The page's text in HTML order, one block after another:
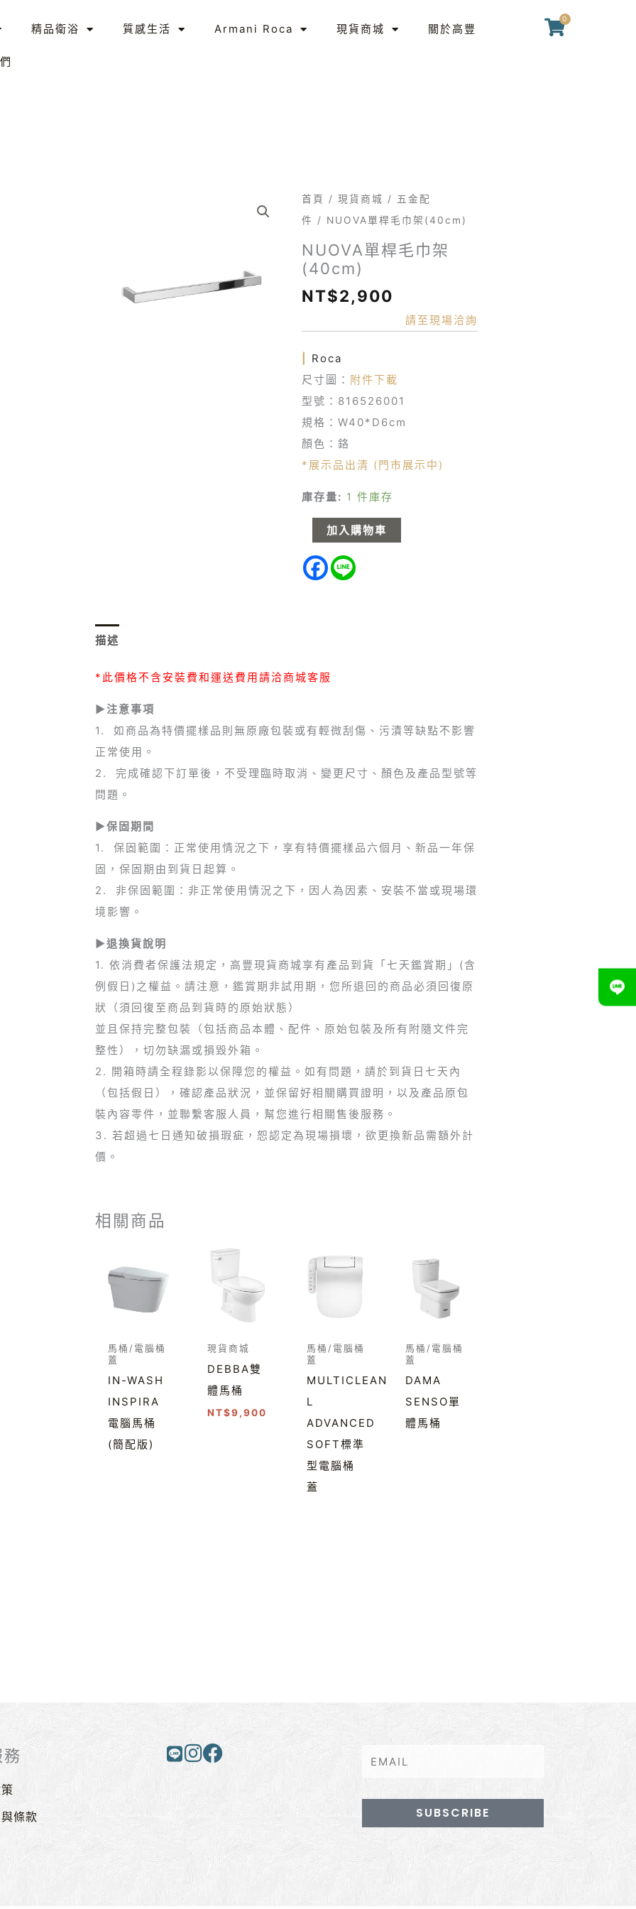
精品衛浴 質感生活 Armani Roca 現貨商城 關於高豐
0
購
首頁 /現貨商城 / 五金配
件
/ NUOVA單桿毛巾架(40cm)
NUOVA單桿毛巾架
(40cm)
NT$2,900
請至現場洽詢
Roca
尺寸圖： 附件下載
型號：816526001
規格：W40*D6cm
顏色：鉻
*展示品出清 (門市展示中)
庫存量: 1 件庫存
NUOVA
單
毛
架
量
加入購物車
描述
*此價格不含安裝費和運送費用請洽商城客服
►注意事項
1. 如商品為特價擺樣品則無原廠包裝或有輕微刮傷、污漬等缺點不影響
正常使用。
2. 完成確認下訂單後，不受理臨時取消、變更尺寸、顏色及產品型號等
問題。
►保固期間
1. 保固範圍：正常使用情況之下，享有特價擺樣品六個月、新品一年保
固，保固期由到貨日起算。
2. 非保固範圍：非正常使用情況之下，因人為因素、安裝不當或現場環
境影響。
►退換貨說明
1. 依消費者保護法規定，高豐現貨商城享有產品到貨「七天鑑賞期」(含
例假日)之權益。請注意，鑑賞期非試用期，您所退回的商品必須回復原
狀（須回復至商品到貨時的原始狀態）
並且保持完整包裝（包括商品本體、配件、原始包裝及所有附隨文件完
整性），切勿缺漏或損毀外箱。
2. 開箱時請全程錄影以保障您的權益。如有問題，請於到貨日七天內
（包括假日），確認產品狀況，並保留好相關購買證明，以及產品原包
裝內容零件，並聯繫客服人員，幫您進行相關售後服務。
3. 若超過七日通知破損瑕疵，恕認定為現場損壞，欲更換新品需額外計
價。
相關商品
馬桶/電腦桶
蓋
IN-WASH
INSPIRA
電腦馬桶
(簡配版)
現貨商城
DEBBA雙
體馬桶
NT$9,900
馬桶/電腦桶
蓋
MULTICLEAN
L
ADVANCED
SOFT標準
型電腦桶
蓋
馬桶/電腦桶
蓋
DAMA
SENSO單
體馬桶
條款
SUBSCRIBE